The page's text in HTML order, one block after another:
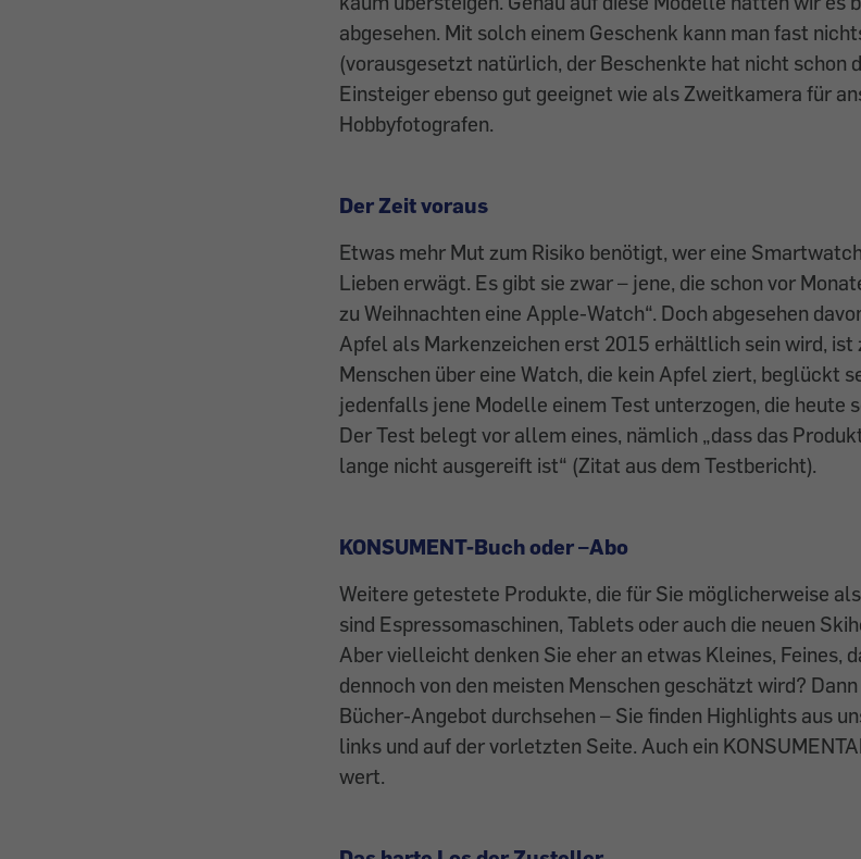
abgesehen. Mit solch einem Geschenk kann man fast
(vorausgesetzt natürlich, der Beschenkte hat nicht schon
Einsteiger ebenso gut geeignet wie als Zweitkamera für
Hobbyfotografen.
Der Zeit voraus
Etwas mehr Mut zum Risiko benötigt, wer eine
Lieben erwägt. Es gibt sie zwar – jene, die schon vor
zu Weihnachten eine Apple-Watch“. Doch abgesehen
Apfel als Markenzeichen erst 2015 erhältlich sein wird, ist
Menschen über eine Watch, die kein Apfel ziert, beglückt
jedenfalls jene Modelle einem Test unterzogen, die heute
Der Test belegt vor allem eines, nämlich „dass das
lange nicht ausgereift ist“ (Zitat aus dem Testbericht).
KONSUMENT-Buch oder –Abo
Weitere getestete Produkte, die für Sie möglicherweise
sind Espressomaschinen, Tablets oder auch die neuen
Aber vielleicht denken Sie eher an etwas Kleines, Feines,
dennoch von den meisten Menschen geschätzt wird?
Bücher-Angebot durchsehen – Sie finden Highlights aus
links und auf der vorletzten Seite. Auch ein
wert.